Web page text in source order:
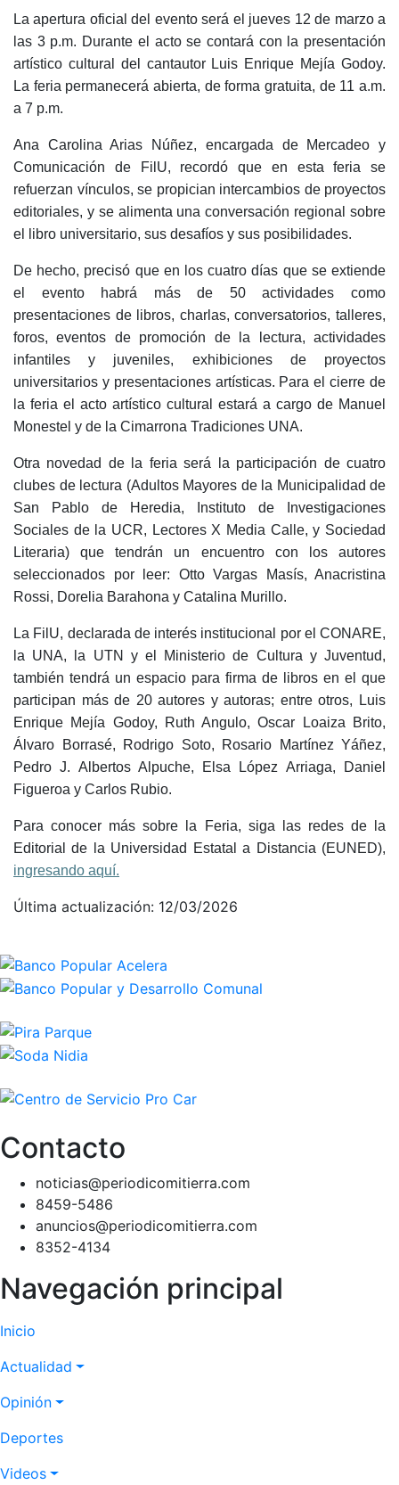
La apertura oficial del evento será el jueves 12 de marzo a
las 3 p.m. Durante el acto se contará con la presentación
artístico cultural del cantautor Luis Enrique Mejía Godoy.
La feria permanecerá abierta, de forma gratuita, de 11 a.m.
a 7 p.m.
Ana Carolina Arias Núñez, encargada de Mercadeo y
Comunicación de FilU, recordó que en esta feria se
refuerzan vínculos, se propician intercambios de proyectos
editoriales, y se alimenta una conversación regional sobre
el libro universitario, sus desafíos y sus posibilidades.
De hecho, precisó que en los cuatro días que se extiende
el evento habrá más de 50 actividades como
presentaciones de libros, charlas, conversatorios, talleres,
foros, eventos de promoción de la lectura, actividades
infantiles y juveniles, exhibiciones de proyectos
universitarios y presentaciones artísticas. Para el cierre de
la feria el acto artístico cultural estará a cargo de Manuel
Monestel y de la Cimarrona Tradiciones UNA.
Otra novedad de la feria será la participación de cuatro
clubes de lectura (Adultos Mayores de la Municipalidad de
San Pablo de Heredia, Instituto de Investigaciones
Sociales de la UCR, Lectores X Media Calle, y Sociedad
Literaria) que tendrán un encuentro con los autores
seleccionados por leer: Otto Vargas Masís, Anacristina
Rossi, Dorelia Barahona y Catalina Murillo.
La FilU, declarada de interés institucional por el CONARE,
la UNA, la UTN y el Ministerio de Cultura y Juventud,
también tendrá un espacio para firma de libros en el que
participan más de 20 autores y autoras; entre otros, Luis
Enrique Mejía Godoy, Ruth Angulo, Oscar Loaiza Brito,
Álvaro Borrasé, Rodrigo Soto, Rosario Martínez Yáñez,
Pedro J. Albertos Alpuche, Elsa López Arriaga, Daniel
Figueroa y Carlos Rubio.
Para conocer más sobre la Feria, siga las redes de la
Editorial de la Universidad Estatal a Distancia (EUNED),
ingresando aquí.
Última actualización: 12/03/2026
Contacto
noticias@periodicomitierra.com
8459-5486
anuncios@periodicomitierra.com
8352-4134
Navegación principal
Inicio
Actualidad
Opinión
Deportes
Videos